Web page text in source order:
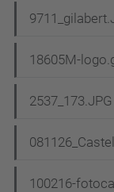
18605M-
2537_173.JPG
100216-